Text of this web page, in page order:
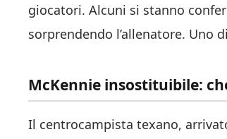
giocatori. Alcuni si stanno
sorprendendo l’allenatore. Uno
McKennie insostituibile:
Il centrocampista texano,